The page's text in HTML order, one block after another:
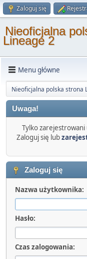
Zaloguj się
Nieoficjalna
Lineage 2
Menu główne
Nieoficjalna polska strona
Uwaga!
Tylko
Zaloguj się lub
Zaloguj się
Nazwa użytkownika:
Hasło:
Czas zalogowania: